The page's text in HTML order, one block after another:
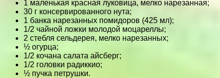
1 маленькая красная луковица, мелко нарезанная;
30 г консервированного нута;
1 банка нарезанных помидоров (425 мл);
1/2 чайной ложки молодой моцареллы;
2 стебля сельдерея, мелко нарезанных;
½ огурца;
1/2 кочана салата айсберг;
1/2 головки радиккио;
½ пучка петрушки.